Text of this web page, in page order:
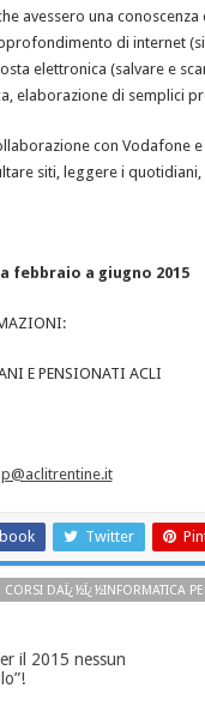
avessero una
di internet
elettronica (salvare e
elaborazione di semplici
con Vodafone
siti, leggere i
febbraio a giugno 2015
E PENSIONATI ACLI
Twitter
CORSI DAÏ¿½Ï¿½INFORMATICA
il 2015 nessun